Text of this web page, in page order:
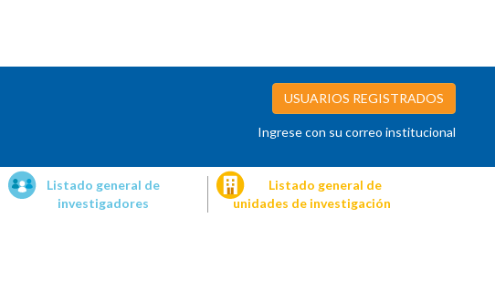
USUARIOS REGISTRADOS
Ingrese con su correo institucional
Listado general de
investigadores
Listado general de
unidades de investigación